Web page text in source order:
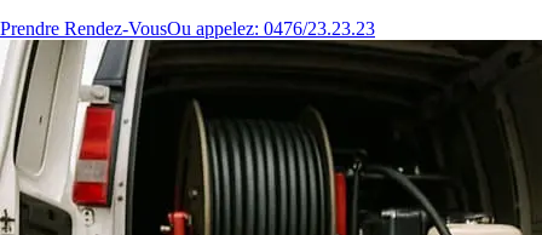
Prendre Rendez-VousOu appelez: 0476/23.23.23